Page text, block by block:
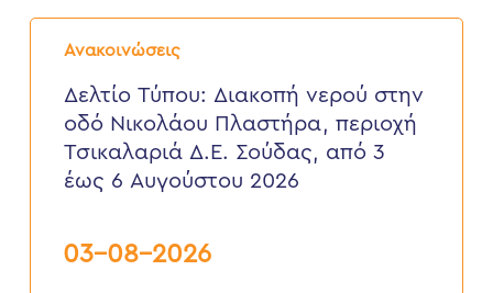
Ανακοινώσεις
Δελτίο
Τύπου:
νερού
στην
Νικολάου
Πλαστήρα,
περιοχή
Σούδας,
Δελτίο Τύπου: Διακοπή νερού στην
οδό Νικολάου Πλαστήρα, περιοχή
Τσικαλαριά Δ.Ε. Σούδας, από 3
έως 6 Αυγούστου 2026
03-08-2026